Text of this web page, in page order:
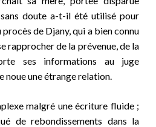
doute a-t-il été utilisé pour
procès de Djany, qui a bien connu
rapprocher de la prévenue, de la
ses informations au juge
noue une étrange relation.
malgré une écriture fluide ;
de rebondissements dans la